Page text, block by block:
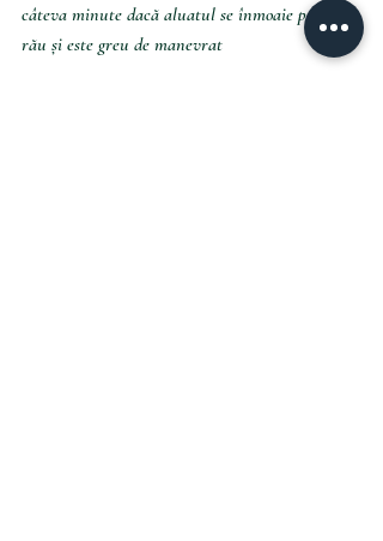
câteva minute dacă aluatul se înmoaie prea
rău și este greu de manevrat